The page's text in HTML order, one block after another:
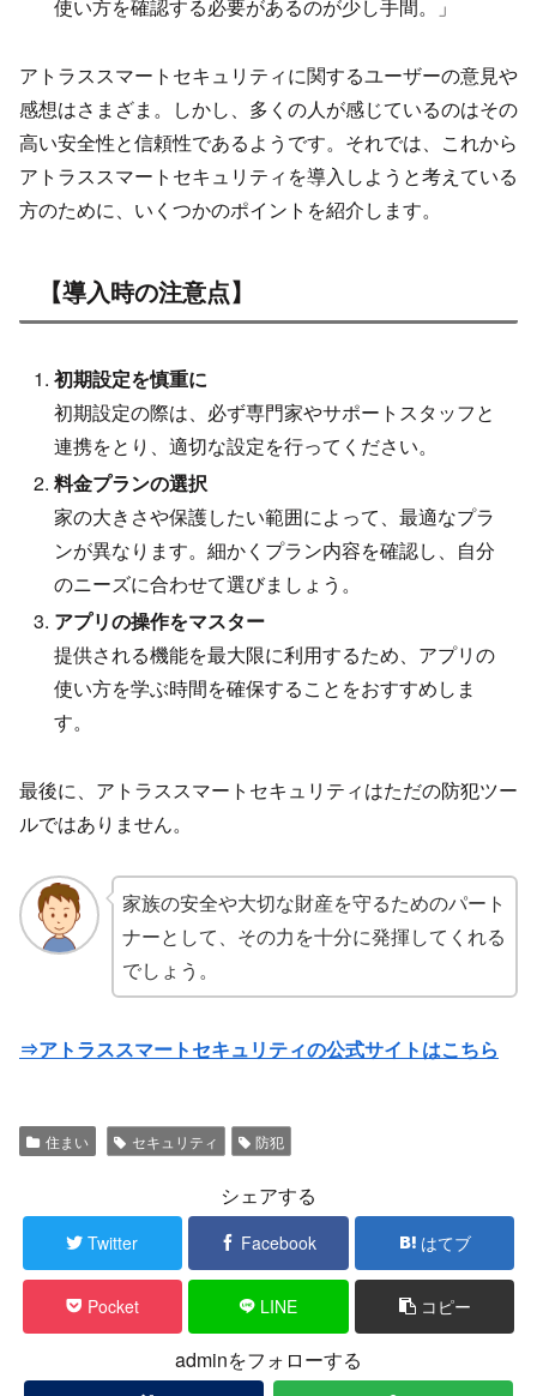
使い方を確認する必要があるのが少し手間。」
アトラススマートセキュリティに関するユーザーの意見や
感想はさまざま。しかし、多くの人が感じているのはその
高い安全性と信頼性であるようです。それでは、これから
アトラススマートセキュリティを導入しようと考えている
方のために、いくつかのポイントを紹介します。
【導入時の注意点】
初期設定を慎重に
初期設定の際は、必ず専門家やサポートスタッフと
連携をとり、適切な設定を行ってください。
料金プランの選択
家の大きさや保護したい範囲によって、最適なプラ
ンが異なります。細かくプラン内容を確認し、自分
のニーズに合わせて選びましょう。
アプリの操作をマスター
提供される機能を最大限に利用するため、アプリの
使い方を学ぶ時間を確保することをおすすめしま
す。
最後に、アトラススマートセキュリティはただの防犯ツー
ルではありません。
家族の安全や大切な財産を守るためのパート
ナーとして、その力を十分に発揮してくれる
でしょう。
⇒アトラススマートセキュリティの公式サイトはこちら
住まい セキュリティ 防犯
シェアする
Twitter Facebook はてブ
Pocket LINE コピー
adminをフォローする